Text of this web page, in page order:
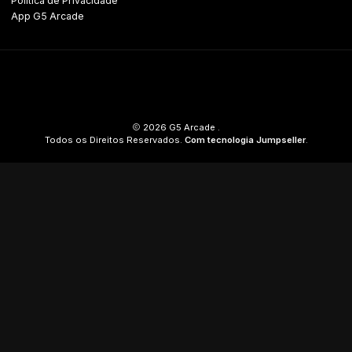
App G5 Arcade
2026 G5 Arcade .
Todos os Direitos Reservados. Com tecnologia Jumpseller.